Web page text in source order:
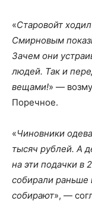
«Старовойт
Смирновым
Зачем они
людей. Так и
вещами!» —
Поречное.
«Чиновники
тысяч рублей. А
на эти подачки в
собирали раньше
собирают», —